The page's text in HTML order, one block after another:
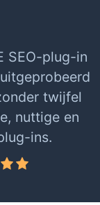
SEO-plug-in
twijfel
nuttige en
ins.